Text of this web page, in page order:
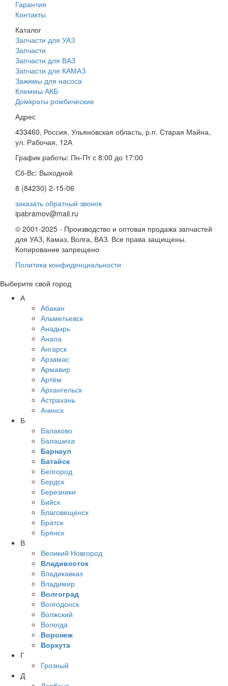
Гарантия
Контакты
Каталог
Запчасти для УАЗ
Запчасти
Запчасти для ВАЗ
Запчасти для КАМАЗ
Зажимы для насоса
Клеммы АКБ
Домкраты ромбические
Адрес
433460, Россия, Ульяновская область, р.п. Старая Майна,
ул. Рабочая, 12А
График работы: Пн-Пт с 8:00 до 17:00
Сб-Вс: Выходной
8 (84230) 2-15-06
заказать обратный звонок
ipabramov@mail.ru
© 2001-2025 - Производство и оптовая продажа запчастей
для УАЗ, Камаз, Волга, ВАЗ. Все права защищены.
Копирование запрещено
Политика конфиденциальности
Выберите свой город
А
Абакан
Альметьевск
Анадырь
Анапа
Ангарск
Арзамас
Армавир
Артём
Архангельск
Астрахань
Ачинск
Б
Балаково
Балашиха
Барнаул
Батайск
Белгород
Бердск
Березники
Бийск
Благовещенск
Братск
Брянск
В
Великий Новгород
Владивосток
Владикавказ
Владимир
Волгоград
Волгодонск
Волжский
Вологда
Воронеж
Воркута
Г
Грозный
Д